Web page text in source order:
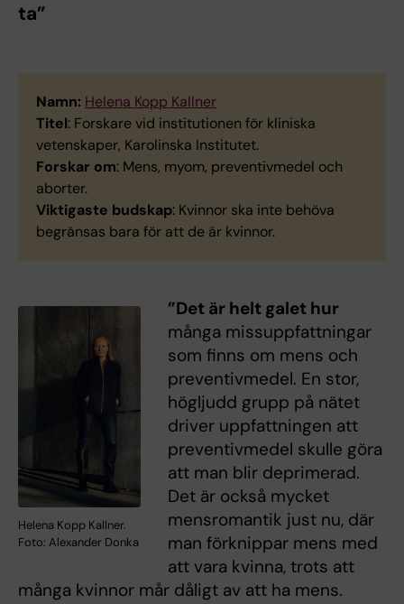
ta”
Namn: Helena Kopp Kallner
Titel: Forskare vid institutionen för kliniska
vetenskaper, Karolinska Institutet.
Forskar om: Mens, myom, preventivmedel och
aborter.
Viktigaste budskap: Kvinnor ska inte behöva
begränsas bara för att de är kvinnor.
Helena Kopp Kallner.
Foto: Alexander Donka
”Det är helt galet hur
många missuppfattningar
som finns om mens och
preventivmedel. En stor,
högljudd grupp på nätet
driver uppfattningen att
preventivmedel skulle göra
att man blir deprimerad.
Det är också mycket
mensromantik just nu, där
man förknippar mens med
att vara kvinna, trots att
många kvinnor mår dåligt av att ha mens.